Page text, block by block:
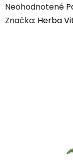
Priemerné
hodnotenie
Neohodnotené
Značka: Herba